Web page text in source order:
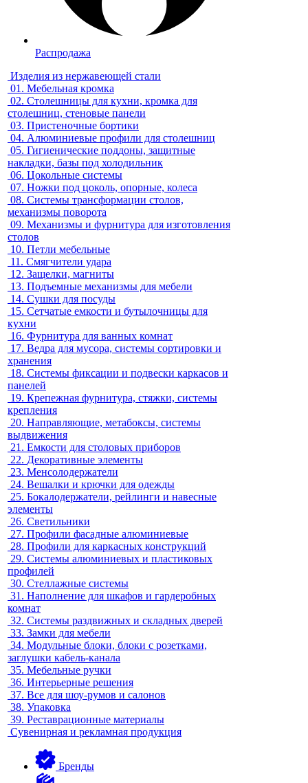
Распродажа
Изделия из нержавеющей стали
01. Мебельная кромка
02. Столешницы для кухни, кромка для
столешниц, стеновые панели
03. Пристеночные бортики
04. Алюминиевые профили для столешниц
05. Гигиенические поддоны, защитные
накладки, базы под холодильник
06. Цокольные системы
07. Ножки под цоколь, опорные, колеса
08. Системы трансформации столов,
механизмы поворота
09. Механизмы и фурнитура для изготовления
столов
10. Петли мебельные
11. Смягчители удара
12. Защелки, магниты
13. Подъемные механизмы для мебели
14. Сушки для посуды
15. Сетчатые емкости и бутылочницы для
кухни
16. Фурнитура для ванных комнат
17. Ведра для мусора, системы сортировки и
хранения
18. Системы фиксации и подвески каркасов и
панелей
19. Крепежная фурнитура, стяжки, системы
крепления
20. Направляющие, метабоксы, системы
выдвижения
21. Емкости для столовых приборов
22. Декоративные элементы
23. Менсолодержатели
24. Вешалки и крючки для одежды
25. Бокалодержатели, рейлинги и навесные
элементы
26. Светильники
27. Профили фасадные алюминиевые
28. Профили для каркасных конструкций
29. Системы алюминиевых и пластиковых
профилей
30. Стеллажные системы
31. Наполнение для шкафов и гардеробных
комнат
32. Системы раздвижных и складных дверей
33. Замки для мебели
34. Модульные блоки, блоки с розетками,
заглушки кабель-канала
35. Мебельные ручки
36. Интерьерные решения
37. Все для шоу-румов и салонов
38. Упаковка
39. Реставрационные материалы
Сувенирная и рекламная продукция
Бренды